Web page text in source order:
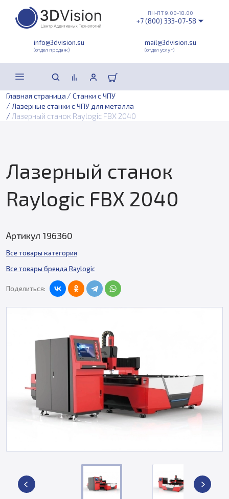
info@3dvision.su
(отдел продаж)
mail@3dvision.su
(отдел услуг)
ПН-ПТ 9:00-18:00
+7 (800) 333-07-58
Главная страница / Станки с ЧПУ
/ Лазерные станки с ЧПУ для металла
/ Лазерный станок Raylogic FBX 2040
Лазерный станок
Raylogic FBX 2040
Артикул 196360
Все товары категории
Все товары бренда Raylogic
Поделиться: